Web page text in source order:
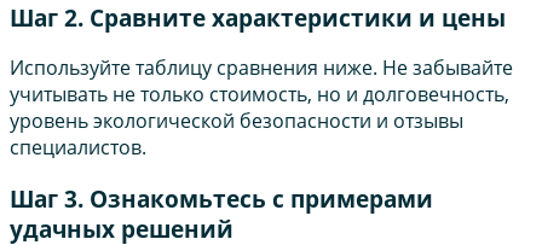
Шаг 2. Сравните характеристики и цены
Используйте таблицу сравнения ниже. Не забывайте
учитывать не только стоимость, но и долговечность,
уровень экологической безопасности и отзывы
специалистов.
Шаг 3. Ознакомьтесь с примерами
удачных решений